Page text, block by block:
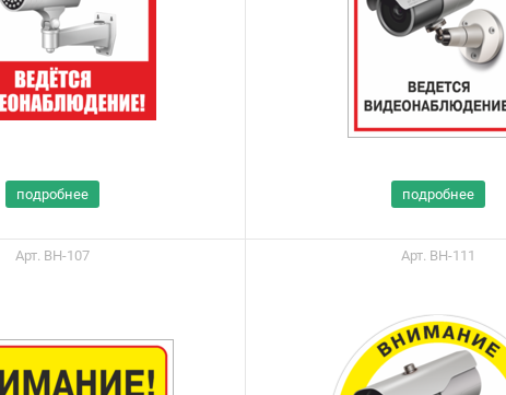
подробнее подробнее
Арт. ВН-107 Арт. ВН-111